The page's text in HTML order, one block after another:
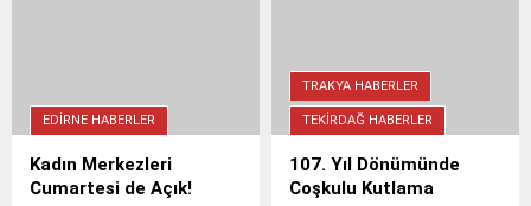
ortak projeler masaya
yatırıldı.
EDIRNE HABERLER
Kadın Merkezleri
Cumartesi de Açık!
TRAKYA HABERLER
TEKIRDAĞ HABERLER
107. Yıl Dönümünde
Coşkulu Kutlama